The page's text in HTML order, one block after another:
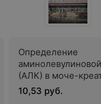
Определение
(АЛК) в моче-
10,53 руб.